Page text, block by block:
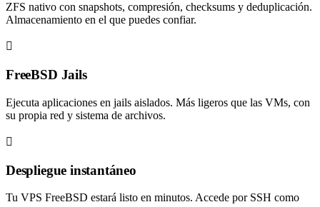
ZFS nativo con snapshots, compresión, checksums y deduplicación.
Almacenamiento en el que puedes confiar.
FreeBSD Jails
Ejecuta aplicaciones en jails aislados. Más ligeros que las VMs, con
su propia red y sistema de archivos.
Despliegue instantáneo
Tu VPS FreeBSD estará listo en minutos. Accede por SSH como